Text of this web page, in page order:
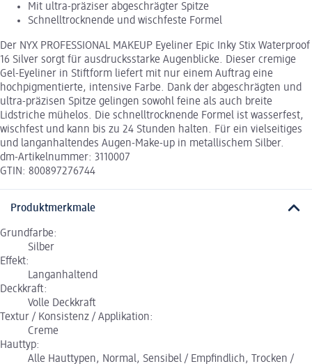
Mit ultra-präziser abgeschrägter Spitze
Schnelltrocknende und wischfeste Formel
Der NYX PROFESSIONAL MAKEUP Eyeliner Epic Inky Stix Waterproof
16 Silver sorgt für ausdrucksstarke Augenblicke. Dieser cremige
Gel-Eyeliner in Stiftform liefert mit nur einem Auftrag eine
hochpigmentierte, intensive Farbe. Dank der abgeschrägten und
ultra-präzisen Spitze gelingen sowohl feine als auch breite
Lidstriche mühelos. Die schnelltrocknende Formel ist wasserfest,
wischfest und kann bis zu 24 Stunden halten. Für ein vielseitiges
und langanhaltendes Augen-Make-up in metallischem Silber.
dm-Artikelnummer: 3110007
GTIN: 800897276744
Produktmerkmale
Grundfarbe:
Silber
Effekt:
Langanhaltend
Deckkraft:
Volle Deckkraft
Textur / Konsistenz / Applikation:
Creme
Hauttyp:
Alle Hauttypen, Normal, Sensibel / Empfindlich, Trocken /